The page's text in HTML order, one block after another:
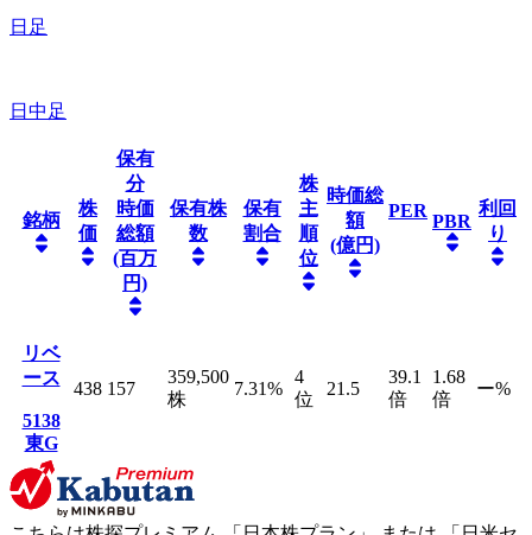
日足
日中足
銘柄
株
価
保有
分
時価
総額
(百万
円)
保有株
数
保有
割合
株
主
順
位
時価総
額
(億円)
PER
PBR
利回
り
リベ
ース
5138
東G
438 157
359,500
株
7.31%
4
位
21.5
39.1
倍
1.68
倍
ー%